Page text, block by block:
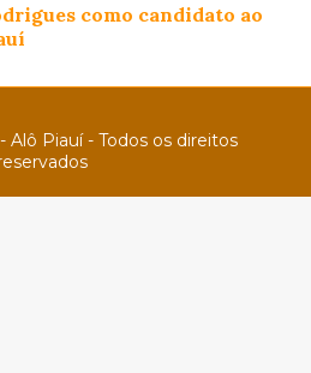
como candidato ao
Piauí - Todos os direitos